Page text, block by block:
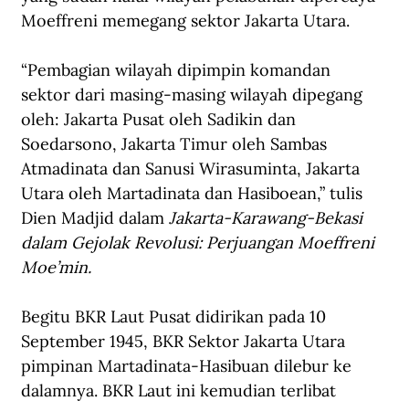
Moeffreni memegang sektor Jakarta Utara.
“Pembagian wilayah dipimpin komandan
sektor dari masing-masing wilayah dipegang
oleh: Jakarta Pusat oleh Sadikin dan
Soedarsono, Jakarta Timur oleh Sambas
Atmadinata dan Sanusi Wirasuminta, Jakarta
Utara oleh Martadinata dan Hasiboean,” tulis
Dien Madjid dalam Jakarta-Karawang-Bekasi
dalam Gejolak Revolusi: Perjuangan Moeffreni
Moe’min.
Begitu BKR Laut Pusat didirikan pada 10
September 1945, BKR Sektor Jakarta Utara
pimpinan Martadinata-Hasibuan dilebur ke
dalamnya. BKR Laut ini kemudian terlibat